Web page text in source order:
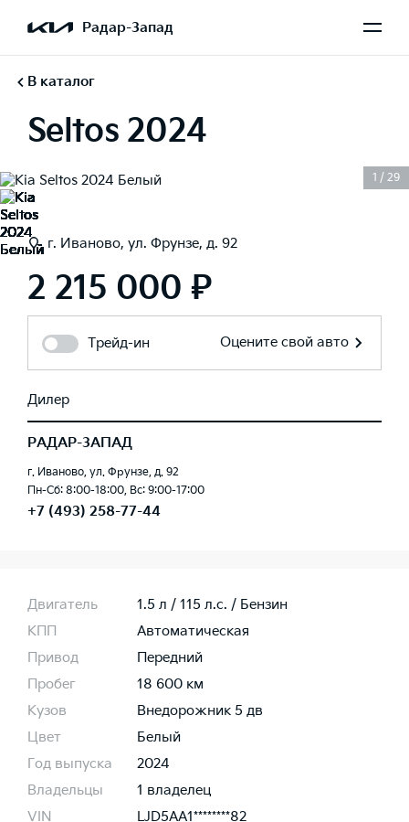
Радар-Запад
В каталог
Seltos 2024
1 / 29
г. Иваново, ул. Фрунзе, д. 92
2 215 000 ₽
Трейд-ин Оцените свой авто
Дилер
РАДАР-ЗАПАД
г. Иваново, ул. Фрунзе, д. 92
Пн-Сб: 8:00-18:00, Вс: 9:00-17:00
+7 (493) 258-77-44
Двигатель
1.5 л / 115 л.c. / Бензин
КПП
Автоматическая
Привод
Передний
Пробег
18 600 км
Кузов
Внедорожник 5 дв
Цвет
Белый
Год выпуска
2024
Владельцы
1 владелец
VIN
LJD5AA1********82